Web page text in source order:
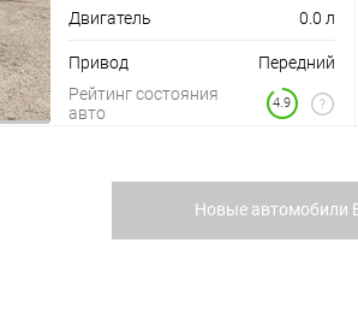
Двигатель 0.0 л
Привод
Передний
Рейтинг состояния
авто
4.9
Новые автомобили